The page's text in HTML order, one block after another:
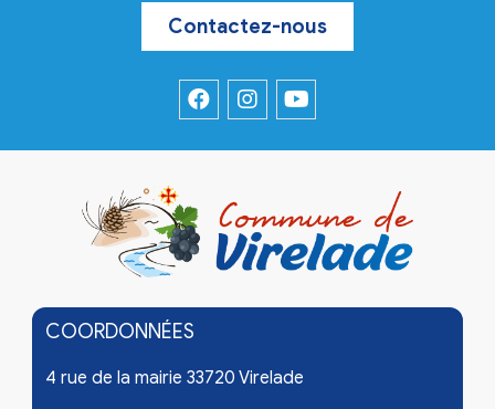
Contactez-nous
COORDONNÉES
4 rue de la mairie 33720 Virelade